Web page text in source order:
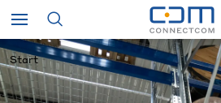
Start